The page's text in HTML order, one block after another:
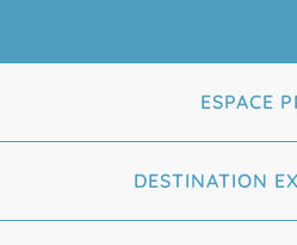
ESPACE
DESTINATION